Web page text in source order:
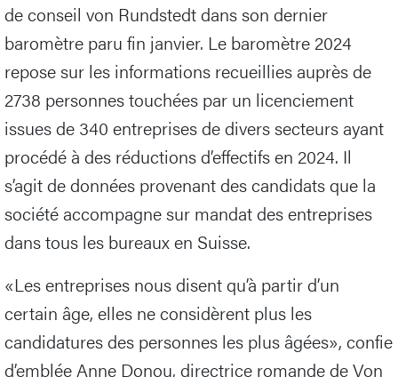
de conseil von Rundstedt dans son dernier
baromètre paru fin janvier. Le baromètre 2024
repose sur les informations recueillies auprès de
2738 personnes touchées par un licenciement
issues de 340 entreprises de divers secteurs ayant
procédé à des réductions d’effectifs en 2024. Il
s’agit de données provenant des candidats que la
société accompagne sur mandat des entreprises
dans tous les bureaux en Suisse.
«Les entreprises nous disent qu’à partir d’un
certain âge, elles ne considèrent plus les
candidatures des personnes les plus âgées», confie
d’emblée Anne Donou, directrice romande de Von